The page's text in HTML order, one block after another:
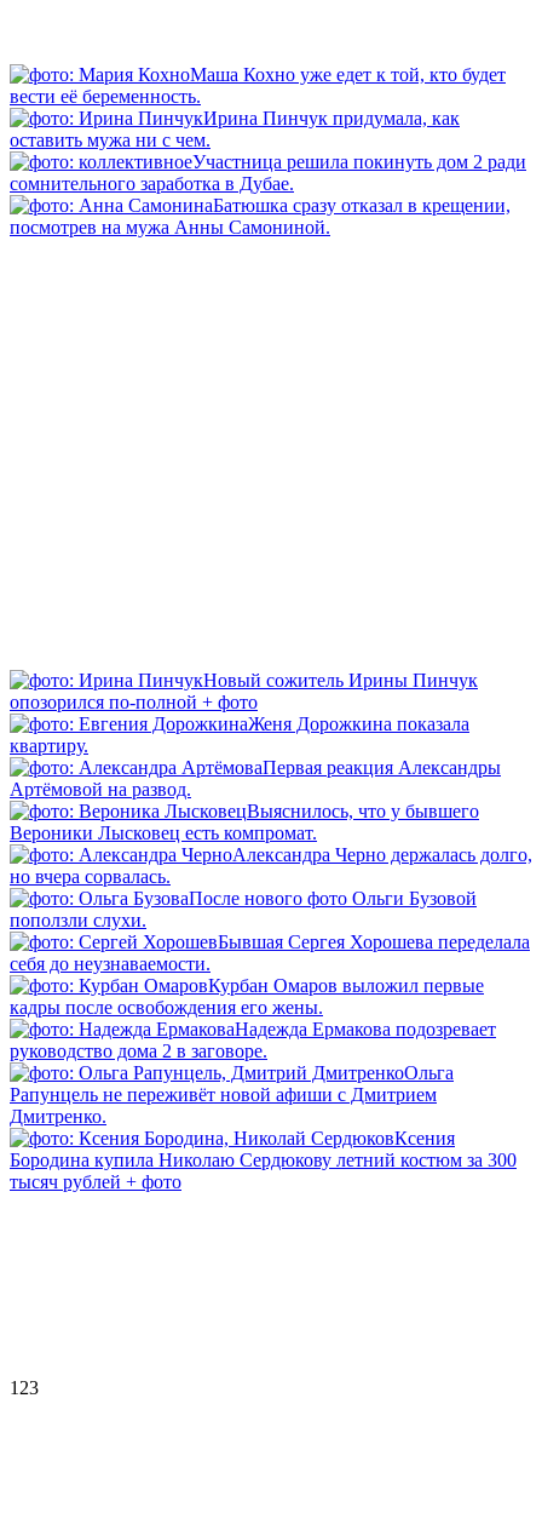
Маша Кохно уже едет к той, кто будет
вести её беременность.
Ирина Пинчук придумала, как
оставить мужа ни с чем.
Участница решила покинуть дом 2 ради
сомнительного заработка в Дубае.
Батюшка сразу отказал в крещении,
посмотрев на мужа Анны Самониной.
Новый сожитель Ирины Пинчук
опозорился по-полной + фото
Женя Дорожкина показала
квартиру.
Первая реакция Александры
Артёмовой на развод.
Выяснилось, что у бывшего
Вероники Лысковец есть компромат.
Александра Черно держалась долго,
но вчера сорвалась.
После нового фото Ольги Бузовой
поползли слухи.
Бывшая Сергея Хорошева переделала
себя до неузнаваемости.
Курбан Омаров выложил первые
кадры после освобождения его жены.
Надежда Ермакова подозревает
руководство дома 2 в заговоре.
Ольга
Рапунцель не переживёт новой афиши с Дмитрием
Дмитренко.
Ксения
Бородина купила Николаю Сердюкову летний костюм за 300
тысяч рублей + фото
123